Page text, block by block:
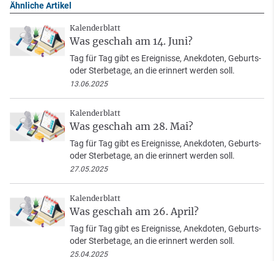
Ähnliche Artikel
Kalenderblatt
Was geschah am 14. Juni?
Tag für Tag gibt es Ereignisse, Anekdoten, Geburts-
oder Sterbetage, an die erinnert werden soll.
13.06.2025
Kalenderblatt
Was geschah am 28. Mai?
Tag für Tag gibt es Ereignisse, Anekdoten, Geburts-
oder Sterbetage, an die erinnert werden soll.
27.05.2025
Kalenderblatt
Was geschah am 26. April?
Tag für Tag gibt es Ereignisse, Anekdoten, Geburts-
oder Sterbetage, an die erinnert werden soll.
25.04.2025